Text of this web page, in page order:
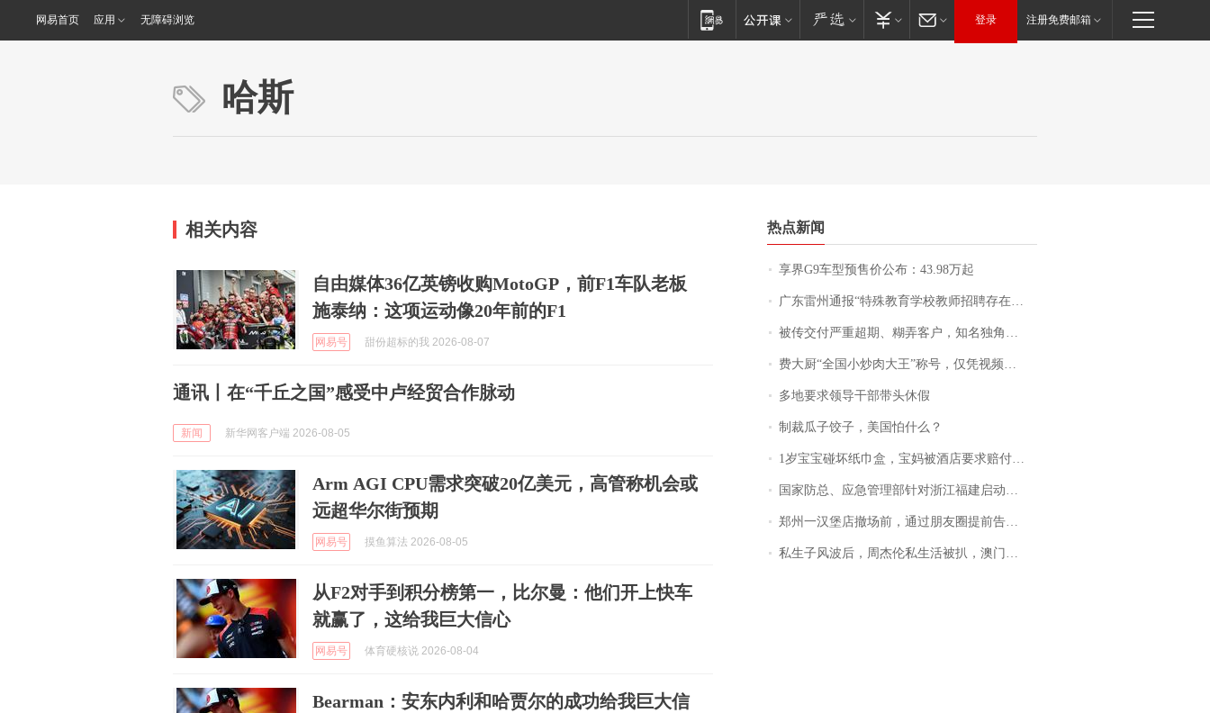
网易首页 应用 无障碍浏览 登录 注册免费邮箱
哈斯
相关内容
自由媒体36亿英镑收购MotoGP，前F1车队老板
施泰纳：这项运动像20年前的F1
网易号 甜份超标的我 2026-08-07
通讯丨在“千丘之国”感受中卢经贸合作脉动
新闻 新华网客户端 2026-08-05
Arm AGI CPU需求突破20亿美元，高管称机会或
远超华尔街预期
网易号 摸鱼算法 2026-08-05
从F2对手到积分榜第一，比尔曼：他们开上快车
就赢了，这给我巨大信心
网易号 体育硬核说 2026-08-04
Bearman：安东内利和哈贾尔的成功给我巨大信
热点新闻
享界G9车型预售价公布：43.98万起
广东雷州通报“特殊教育学校教师招聘存在违规行为”：已启动问责程序 副校长被停职
被传交付严重超期、糊弄客户，知名独角兽车企创始人回应：都没证据，将依法采取措施，“本人长期与美国交管局保持沟通，对方表示肯定”
费大厨“全国小炒肉大王”称号，仅凭视频评出？中国烹饪协会回应
多地要求领导干部带头休假
制裁瓜子饺子，美国怕什么？
1岁宝宝碰坏纸巾盒，宝妈被酒店要求赔付924元！三亚一酒店回复：骨瓷定制！网友一查价格，吵翻了
国家防总、应急管理部针对浙江福建启动防汛防台风四级应急响应
郑州一汉堡店撤场前，通过朋友圈提前告知逐一退费，有顾客仅剩1元也全被退回，分文不少；顾客：言而有信，让人感动
私生子风波后，周杰伦私生活被扒，澳门输10亿传闻早已经水落石出